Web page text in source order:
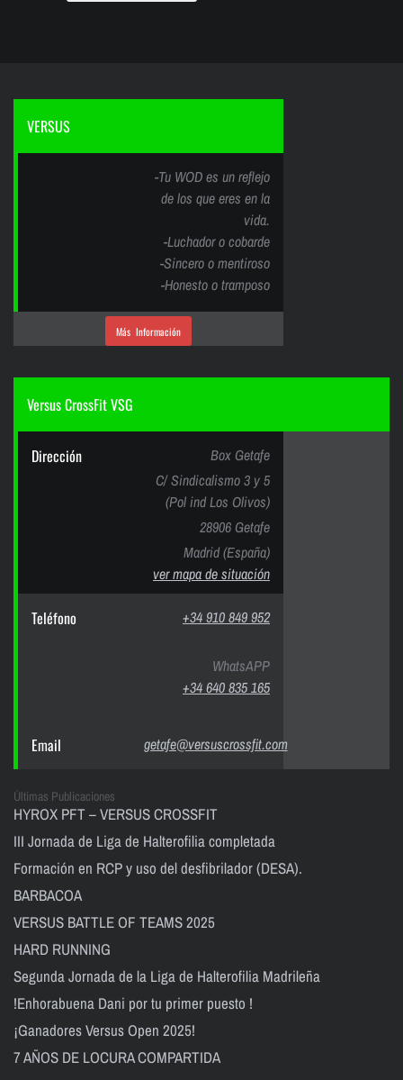
VERSUS
-Tu WOD es un reflejo
de los que eres en la
vida.
-Luchador o cobarde
-Sincero o mentiroso
-Honesto o tramposo
Más Información
Versus CrossFit VSG
Dirección
Box Getafe
C/ Sindicalismo 3 y 5
(Pol ind Los Olivos)
28906 Getafe
Madrid (España)
ver mapa de situación
Teléfono +34 910 849 952
WhatsAPP
+34 640 835 165
Email getafe@versuscrossfit.com
Últimas Publicaciones
HYROX PFT – VERSUS CROSSFIT
III Jornada de Liga de Halterofilia completada
Formación en RCP y uso del desfibrilador (DESA).
BARBACOA
VERSUS BATTLE OF TEAMS 2025
HARD RUNNING
Segunda Jornada de la Liga de Halterofilia Madrileña
!Enhorabuena Dani por tu primer puesto !
¡Ganadores Versus Open 2025!
7 AÑOS DE LOCURA COMPARTIDA